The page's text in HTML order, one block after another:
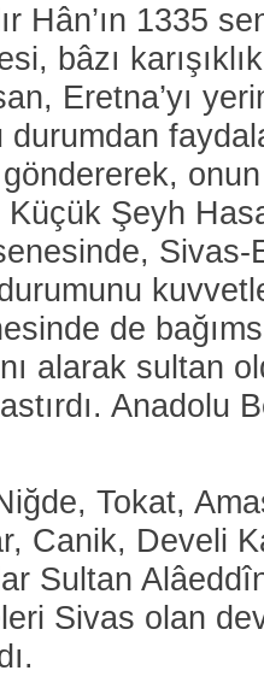
Hân’ın 1335
bâzı
Eretna’yı
durumdan
Küçük Şeyh
Sivas-
de
alarak sultan
Anadolu
Tokat,
Canik, Develi
Sultan
Sivas olan